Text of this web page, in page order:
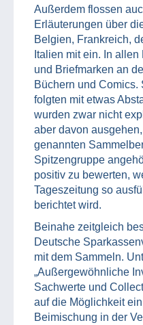
Außerdem flossen
Erläuterungen über
Belgien, Frankreich,
Italien mit ein. In
und Briefmarken an
Büchern und
folgten mit etwas
wurden zwar nicht
aber davon
genannten
Spitzengruppe
positiv zu bewerten,
Tageszeitung so
berichtet wird.
Beinahe zeitgleich
Deutsche
mit dem Sammeln.
„Außergewöhnliche
Sachwerte und
auf die Möglichkeit
Beimischung in der